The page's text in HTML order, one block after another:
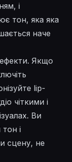
і
тон, яка яка
наче
Якщо
lip-
чіткими і
Ви
і
сцену, не